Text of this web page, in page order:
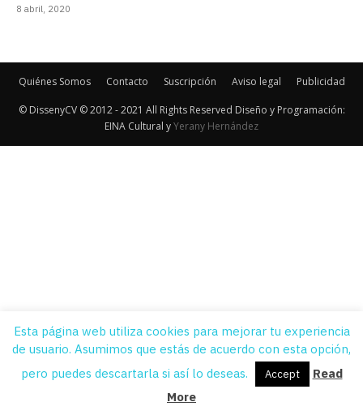
8 abril, 2020
Quiénes Somos Contacto Suscripción Aviso legal Publicidad
© DissenyCV © 2012 - 2021 All Rights Reserved Diseño y Programación:
EINA Cultural yYerany Hernández
Esta página web utiliza cookies para mejorar tu experiencia
de usuario. Asumimos que estás de acuerdo con esta opción,
pero puedes descartarla si así lo deseas.
Accept
Read
More